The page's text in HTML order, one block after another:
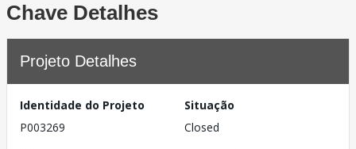
Chave Detalhes
Projeto Detalhes
Identidade do Projeto
P003269
Situação
Closed